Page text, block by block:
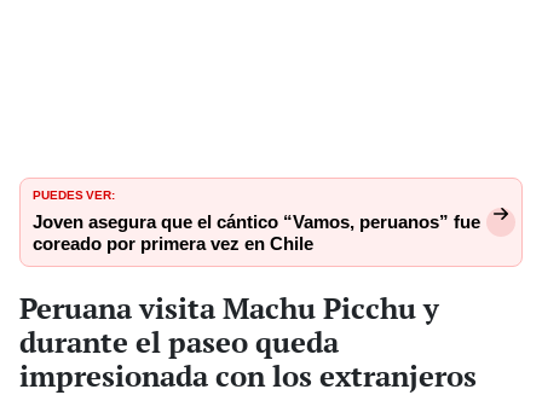
PUEDES VER:
Joven asegura que el cántico “Vamos, peruanos” fue
coreado por primera vez en Chile
Peruana visita Machu Picchu y
durante el paseo queda
impresionada con los extranjeros